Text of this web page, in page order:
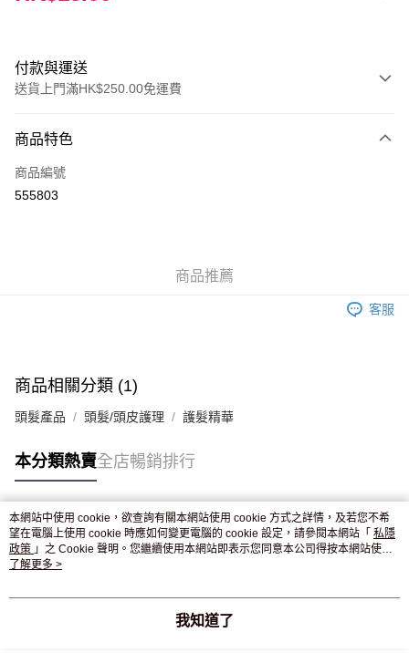
付款與運送
送貨上門滿HK$250.00免運費
信用卡
Apple Pay
付款後門市自取，訂單確認後2-4個工作天到店，7天內取。逾期後
商品特色
商品編號
555803
商品推薦
客服
商品相關分類 (1)
頭髮產品 頭髮/頭皮護理 護髮精華
本分類熱賣全店暢銷排行
熱門標籤
熱銷排行
本網站中使用 cookie，欲查詢有關本網站使用 cookie 方式之詳情，及若您不希
望在電腦上使用 cookie 時應如何變更電腦的 cookie 設定，請參閱本網站「 私隱
政策 」之 Cookie 聲明。您繼續使用本網站即表示您同意本公司得按本網站使用
條款之 Cookie 聲明使用 cookie。
了解更多 >
我知道了